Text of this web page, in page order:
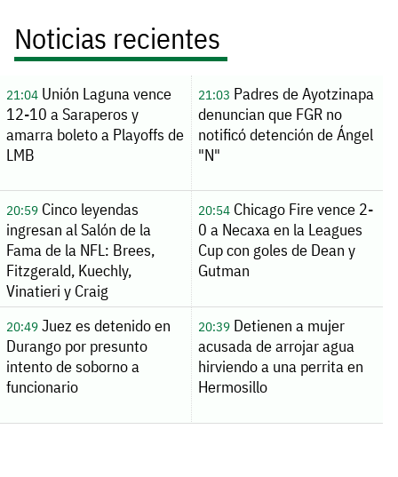
Noticias recientes
21:04Unión Laguna vence
12-10 a Saraperos y
amarra boleto a Playoffs de
LMB
21:03 Padres de Ayotzinapa
denuncian que FGR no
notificó detención de Ángel
"N"
20:59Cinco leyendas
ingresan al Salón de la
Fama de la NFL: Brees,
Fitzgerald, Kuechly,
Vinatieri y Craig
20:54Chicago Fire vence 2-
0 a Necaxa en la Leagues
Cup con goles de Dean y
Gutman
20:49Juez es detenido en
Durango por presunto
intento de soborno a
funcionario
20:39Detienen a mujer
acusada de arrojar agua
hirviendo a una perrita en
Hermosillo